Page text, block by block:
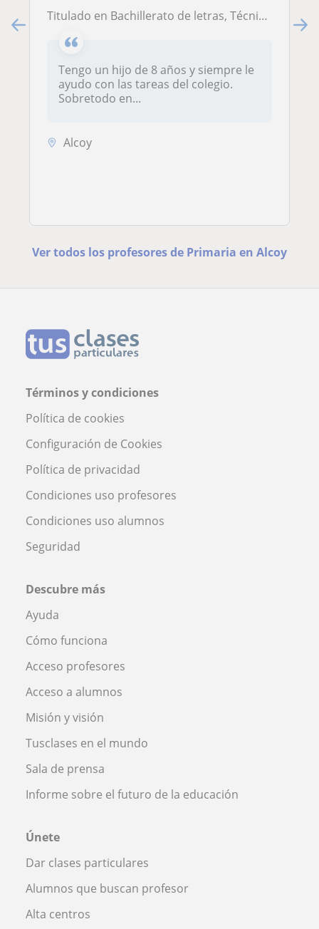
Titulado en Bachillerato de letras, Técnico Superior en Animación Física y Deportiva y actualmente estudiante de Psicología UNED
Tengo un hijo de 8 años y siempre le
ayudo con las tareas del colegio.
Sobretodo en...
Alcoy
Ver todos los profesores de Primaria en Alcoy
Términos y condiciones
Política de cookies
Configuración de Cookies
Política de privacidad
Condiciones uso profesores
Condiciones uso alumnos
Seguridad
Descubre más
Ayuda
Cómo funciona
Acceso profesores
Acceso a alumnos
Misión y visión
Tusclases en el mundo
Sala de prensa
Informe sobre el futuro de la educación
Únete
Dar clases particulares
Alumnos que buscan profesor
Alta centros